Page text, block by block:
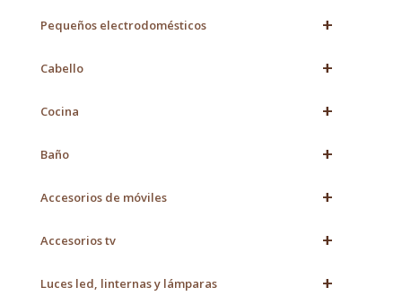
+
Pequeños electrodomésticos
+
Cabello
+
Cocina
+
Baño
+
Accesorios de móviles
+
Accesorios tv
+
Luces led, linternas y lámparas